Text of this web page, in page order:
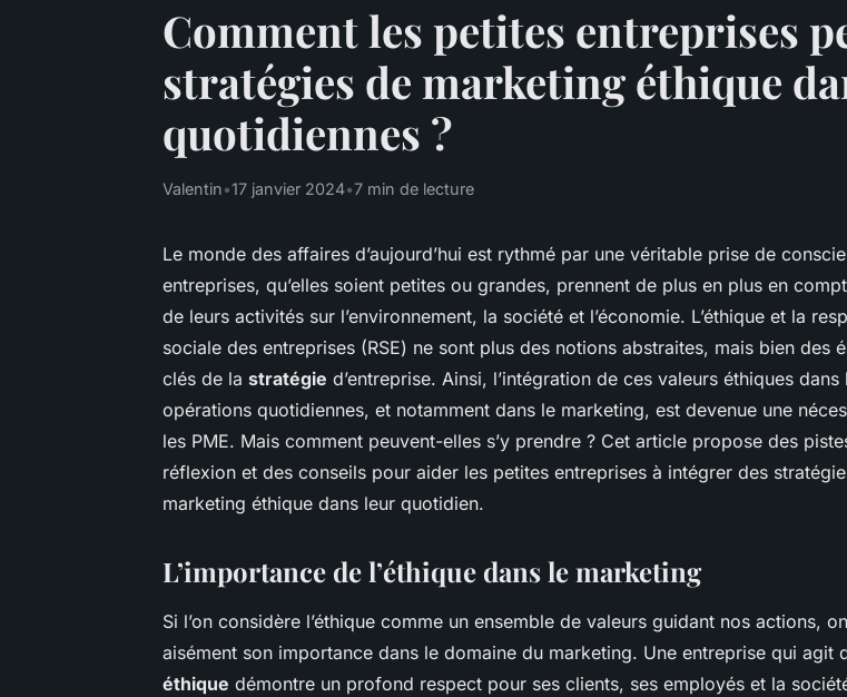
Comment les petites entreprises
stratégies de marketing éthique
quotidiennes ?
Valentin•17 janvier 2024•7 min de lecture
Le monde des affaires d’aujourd’hui est rythmé par une véritable prise de
entreprises, qu’elles soient petites ou grandes, prennent de plus en plus en
de leurs activités sur l’environnement, la société et l’économie. L’éthique et la
sociale des entreprises (RSE) ne sont plus des notions abstraites, mais bien des
clés de la stratégie d’entreprise. Ainsi, l’intégration de ces valeurs éthiques dans
opérations quotidiennes, et notamment dans le marketing, est devenue une
les PME. Mais comment peuvent-elles s’y prendre ? Cet article propose des
réflexion et des conseils pour aider les petites entreprises à intégrer des
marketing éthique dans leur quotidien.
L’importance de l’éthique dans le marketing
Si l’on considère l’éthique comme un ensemble de valeurs guidant nos actions,
aisément son importance dans le domaine du marketing. Une entreprise qui agit
éthique démontre un profond respect pour ses clients, ses employés et la